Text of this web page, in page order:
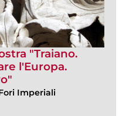
"Traiano.
l'Europa.
Imperiali